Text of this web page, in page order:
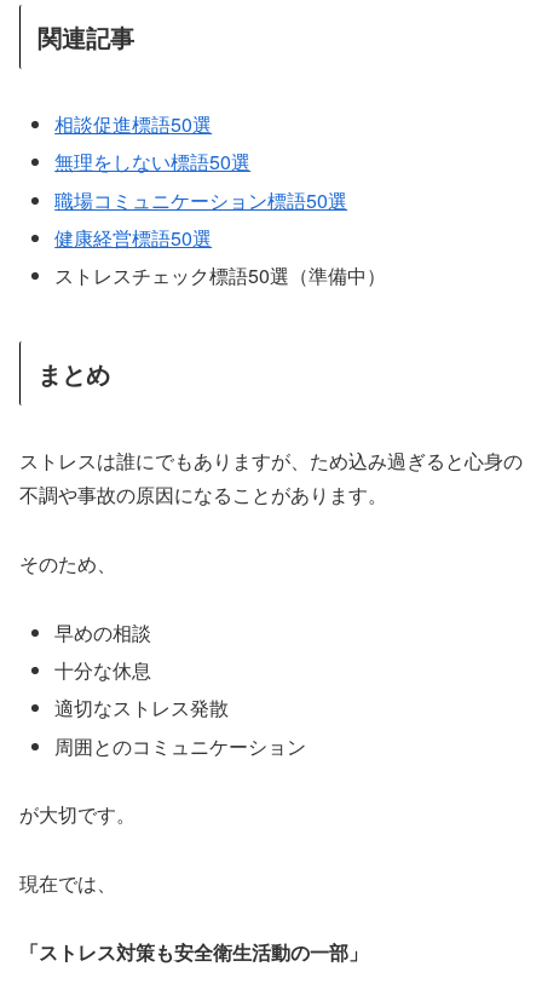
関連記事
相談促進標語50選
無理をしない標語50選
職場コミュニケーション標語50選
健康経営標語50選
ストレスチェック標語50選（準備中）
まとめ
ストレスは誰にでもありますが、ため込み過ぎると心身の
不調や事故の原因になることがあります。
そのため、
早めの相談
十分な休息
適切なストレス発散
周囲とのコミュニケーション
が大切です。
現在では、
「ストレス対策も安全衛生活動の一部」